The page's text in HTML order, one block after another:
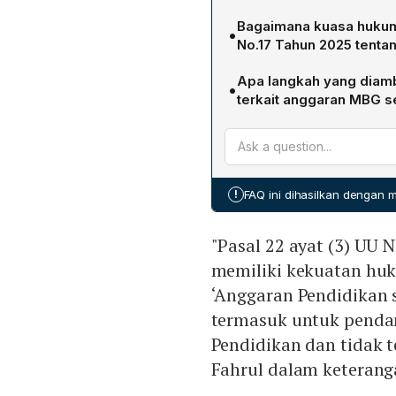
Para penggugat
anggaran pendidikan
diatur dalam UUD 1945.
kebijakan kesehatan
223 triliun untuk MBG
bantuan pendidikan.
•Bagaimana kuasa
No.17 Tahun 2025
Fahrul Rozi berpendapat
bila ditafsirkan bahwa
penyelenggaraan
menyatakannya sebagai
penyelenggaraan
20% anggaran
•Apa langkah yang
terkait anggaran MBG
Menteri Purbaya
dipotong. Namun ia
penggunaan anggaran
ke program lain yang
! FAQ ini dihasilkan dengan
"Pasal 22 ayat (3) UU
memiliki kekuatan
‘Anggaran
termasuk untuk
Pendidikan dan tidak
Fahrul dalam